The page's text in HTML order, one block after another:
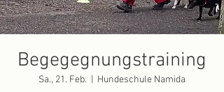
Begegegnungstraining
Sa., 21. Feb. Hundeschule Namida